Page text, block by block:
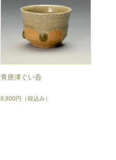
青唐津ぐい呑
8,800円 （税込み）